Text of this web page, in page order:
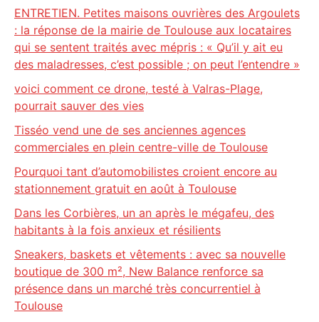
ENTRETIEN. Petites maisons ouvrières des Argoulets
: la réponse de la mairie de Toulouse aux locataires
qui se sentent traités avec mépris : « Qu’il y ait eu
des maladresses, c’est possible ; on peut l’entendre »
voici comment ce drone, testé à Valras-Plage,
pourrait sauver des vies
Tisséo vend une de ses anciennes agences
commerciales en plein centre-ville de Toulouse
Pourquoi tant d’automobilistes croient encore au
stationnement gratuit en août à Toulouse
Dans les Corbières, un an après le mégafeu, des
habitants à la fois anxieux et résilients
Sneakers, baskets et vêtements : avec sa nouvelle
boutique de 300 m², New Balance renforce sa
présence dans un marché très concurrentiel à
Toulouse